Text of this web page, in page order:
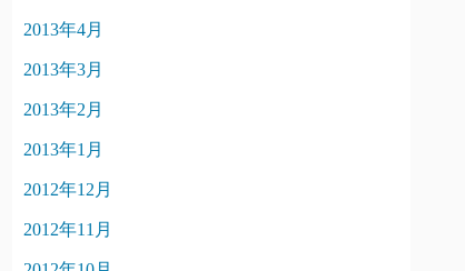
2013年4月
2013年3月
2013年2月
2013年1月
2012年12月
2012年11月